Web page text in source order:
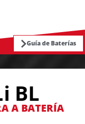
Guía de Baterías
BL
A BATERÍA